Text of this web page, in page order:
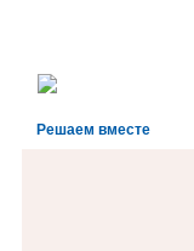
Решаем вместе